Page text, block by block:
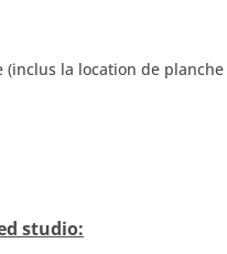
(inclus la location de
studio: